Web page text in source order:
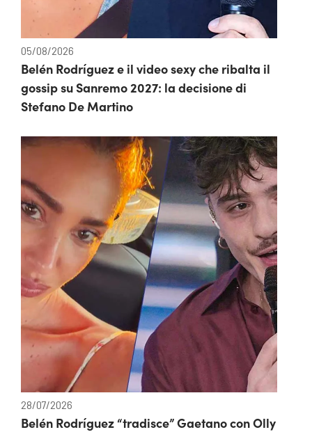
05/08/2026
Belén Rodríguez e il video sexy che ribalta il
gossip su Sanremo 2027: la decisione di
Stefano De Martino
28/07/2026
Belén Rodríguez “tradisce” Gaetano con Olly